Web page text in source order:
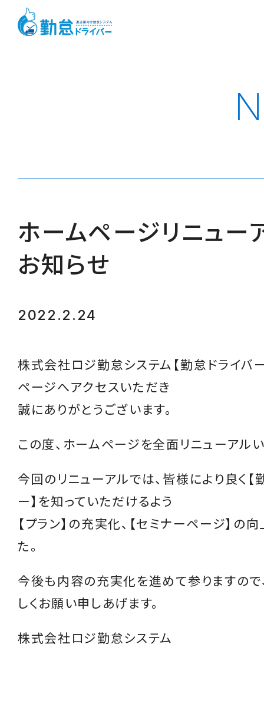
ホームページリニュー
お知らせ
2022.2.24
株式会社ロジ勤怠システム【勤怠ドライバ
ページへアクセスいただき
誠にありがとうございます。
この度、ホームページを全面リニューアル
今回のリニューアルでは、皆様により良く【
ー】を知っていただけるよう
【プラン】の充実化、【セミナーページ】の
た。
今後も内容の充実化を進めて参りますので
しくお願い申しあげます。
株式会社ロジ勤怠システム